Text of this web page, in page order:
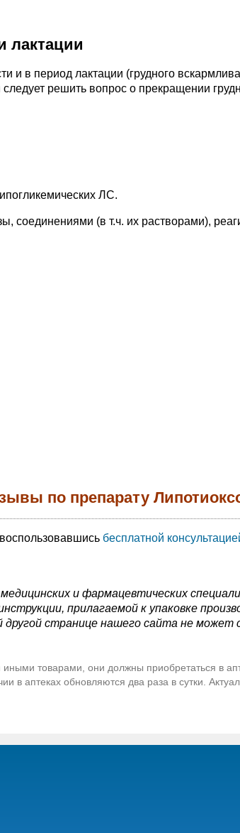
лактации
и в период лактации (грудного
решить вопрос о прекращении
ЛС.
соединениями (в т.ч. их растворами),
по препарату
бесплатной
и фармацевтических
прилагаемой к упаковке
странице нашего сайта не может
товарами, они должны приобретаться в
в аптеках обновляются два раза в сутки.